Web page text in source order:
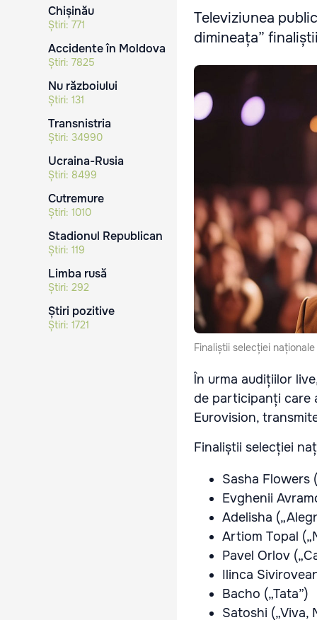
Chișinău
Știri: 771
Accidente în Moldova
Știri: 7825
Nu războiului
Știri: 131
Transnistria
Știri: 34990
Ucraina-Rusia
Știri: 8499
Cutremure
Știri: 1010
Stadionul Republican
Știri: 119
Limba rusă
Știri: 292
Știri pozitive
Știri: 1721
Televiziunea
dimineața”
Finaliștii selecției
În urma audițiilor
de participanți care
Eurovision,
Finaliștii selecției
Sasha Flowers
Evghenii
Adelisha
Artiom Topal
Pavel Orlov
Ilinca
Bacho („Tata”)
Satoshi („Viva,